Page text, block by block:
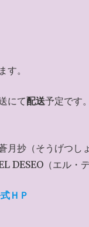
す。
にて配送予定です
月抄（そうげつし
DESEO（エル・
ＨＰ